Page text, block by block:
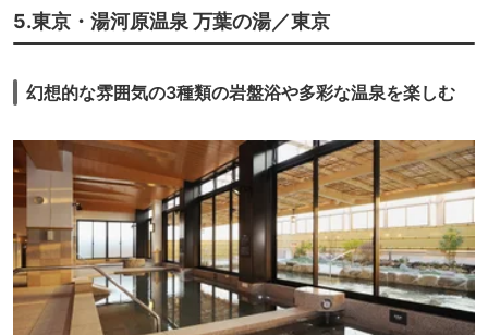
5.東京・湯河原温泉 万葉の湯／東京
幻想的な雰囲気の3種類の岩盤浴や多彩な温泉を楽しむ